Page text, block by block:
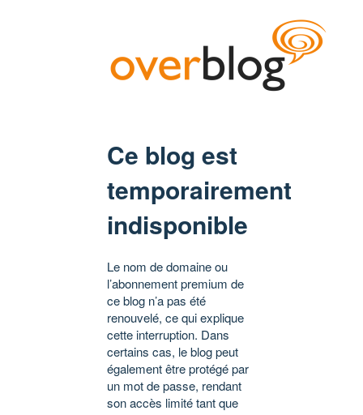
Ce blog est
temporairement
indisponible
Le nom de domaine ou
l’abonnement premium de
ce blog n’a pas été
renouvelé, ce qui explique
cette interruption. Dans
certains cas, le blog peut
également être protégé par
un mot de passe, rendant
son accès limité tant que